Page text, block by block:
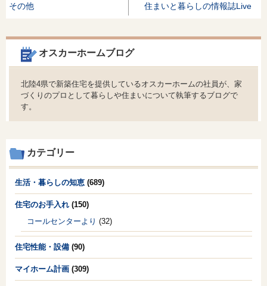
その他
住まいと暮らしの情報誌Live
オスカーホームブログ
北陸4県で新築住宅を提供しているオスカーホームの社員が、家
づくりのプロとして暮らしや住まいについて執筆するブログで
す。
カテゴリー
生活・暮らしの知恵 (689)
住宅のお手入れ (150)
コールセンターより (32)
住宅性能・設備 (90)
マイホーム計画 (309)